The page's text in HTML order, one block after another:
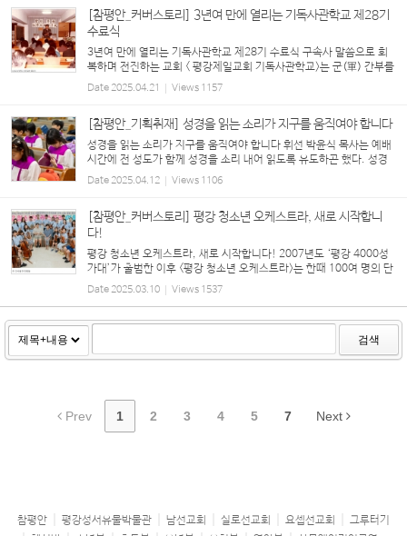
[참평안_커버스토리] 3년여 만에 열리는 기독사관학교 제28기
수료식
3년여 만에 열리는 기독사관학교 제28기 수료식 구속사 말씀으로 회
복하며 전진하는 교회 < 평강제일교회 기독사관학교>는 군(軍) 간부를
배출하는 기관의 명칭 ‘사관학교’를 사용한 것에서 알 수 있듯, 성도들
을 ‘신령한 군사(딤후 2:3)’, 신앙...
Date2025.04.21 Views 1157
[참평안_기획취재] 성경을 읽는 소리가 지구를 움직여야 합니다
성경을 읽는 소리가 지구를 움직여야 합니다 휘선 박윤식 목사는 예배
시간에 전 성도가 함께 성경을 소리 내어 읽도록 유도하곤 했다. 성경
구절을 함께 찾고 읽으면 그 소리가 지구를 움직인다고 말했다. 또한
예배 시간에 성경 구절과 말씀을 필기하...
Date2025.04.12 Views 1106
[참평안_커버스토리] 평강 청소년 오케스트라, 새로 시작합니
다!
평강 청소년 오케스트라, 새로 시작합니다! 2007년도 ‘평강 4000성
가대’가 출범한 이후 <평강 청소년 오케스트라>는 한때 100여 명의 단
원이 훈련받던 찬양대이자, 미래의 <바울관현악단> 단원을 배출하는
‘사관학교’였다. ‘바이올린, 첼로, 비올라,...
Date2025.03.10 Views 1537
검색
Prev 1 2 3 4 5 7 Next
참평안 평강성서유물박물관 남선교회 실로선교회 요셉선교회
그루터기